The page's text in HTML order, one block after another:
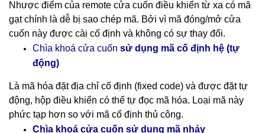
Nhược điểm của remote cửa cuốn điều khiển từ xa có mã
gạt chính là dễ bị sao chép mã. Bởi vì mã đóng/mở cửa
cuốn này được cài cố định và không có sự thay đổi.
Chìa khoá cửa cuốn sử dụng mã cố định hệ (tự
động)
Là mã hóa đặt địa chỉ cố định (fixed code) và được đặt tự
động, hộp điều khiển có thể tự đọc mã hóa. Loại mã này
phức tạp hơn so với mã cố định thủ công.
Chìa khoá cửa cuốn sử dụng mã nhảy